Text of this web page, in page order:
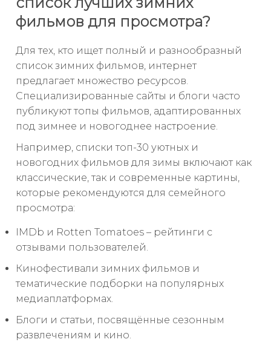
фильмов для просмотра?
Для тех, кто ищет полный и разнообразный
список зимних фильмов, интернет
предлагает множество ресурсов.
Специализированные сайты и блоги часто
публикуют топы фильмов, адаптированных
под зимнее и новогоднее настроение.
Например, списки топ-30 уютных и
новогодних фильмов для зимы включают как
классические, так и современные картины,
которые рекомендуются для семейного
просмотра:
IMDb и Rotten Tomatoes – рейтинги с
отзывами пользователей.
Кинофестивали зимних фильмов и
тематические подборки на популярных
медиаплатформах.
Блоги и статьи, посвящённые сезонным
развлечениям и кино.